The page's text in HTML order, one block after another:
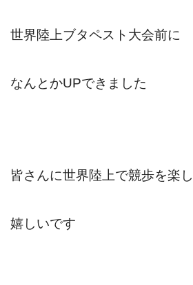
世界陸上ブタペスト大会前に
なんとかUPできました
皆さんに世界陸上で競歩を楽
嬉しいです